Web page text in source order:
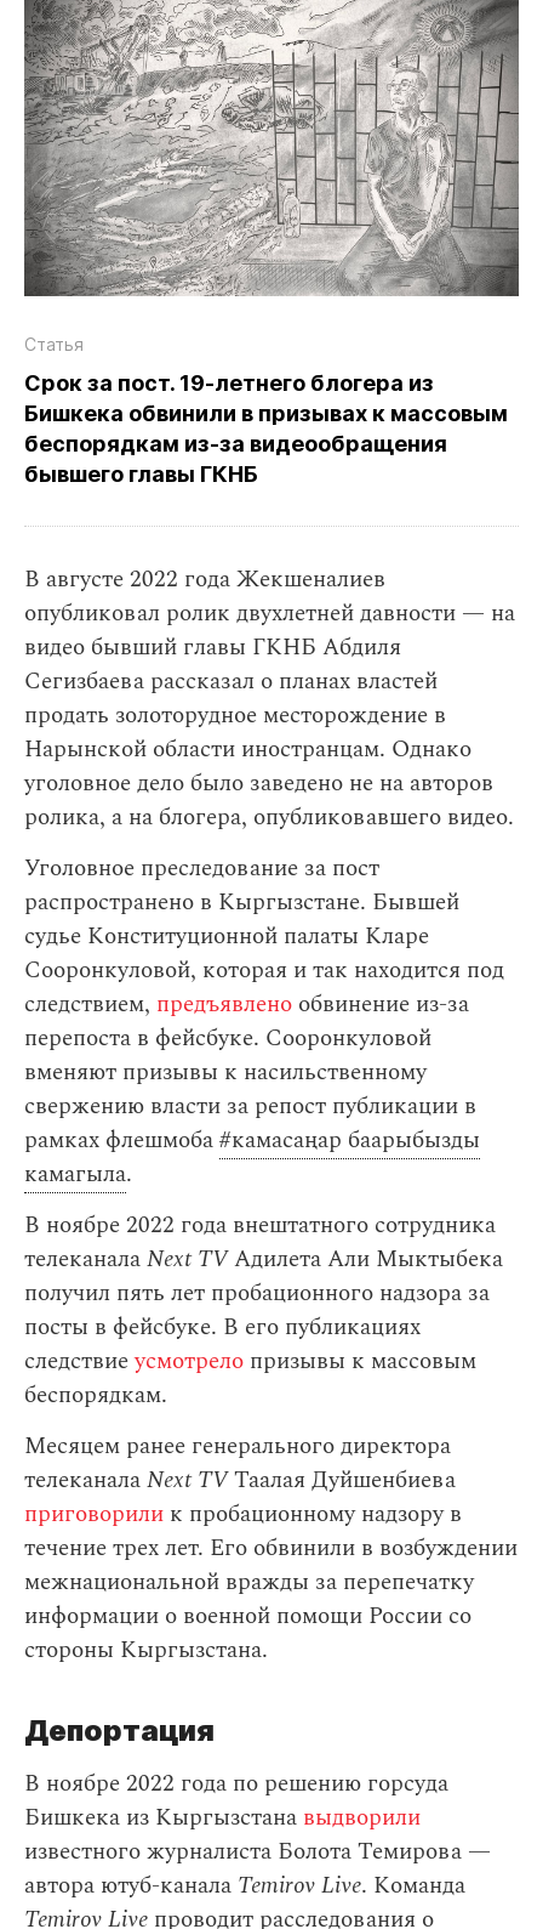
Статья
Срок за пост. 19‑летнего блогера из
Бишкека обвинили в призывах к массовым
беспорядкам из‑за видеообращения
бывшего главы ГКНБ
В августе 2022 года Жекшеналиев
опубликовал ролик двухлетней давности — на
видео бывший главы ГКНБ Абдиля
Сегизбаева рассказал о планах властей
продать золоторудное месторождение в
Нарынской области иностранцам. Однако
уголовное дело было заведено не на авторов
ролика, а на блогера, опубликовавшего видео.
Уголовное преследование за пост
распространено в Кыргызстане. Бывшей
судье Конституционной палаты Кларе
Сооронкуловой, которая и так находится под
следствием, предъявлено обвинение из-за
перепоста в фейсбуке. Сооронкуловой
вменяют призывы к насильственному
свержению власти за репост публикации в
рамках флешмоба#камасаңар баарыбызды
камагыла.
В ноябре 2022 года внештатного сотрудника
телеканалаNext TVАдилета Али Мыктыбека
получил пять лет пробационного надзора за
посты в фейсбуке. В его публикациях
следствиеусмотрело призывы к массовым
беспорядкам.
Месяцем ранее генерального директора
телеканалаNext TVТаалая Дуйшенбиева
приговорили к пробационному надзору в
течение трех лет. Его обвинили в возбуждении
межнациональной вражды за перепечатку
информации о военной помощи России со
стороны Кыргызстана.
Депортация
В ноябре 2022 года по решению горсуда
Бишкека из Кыргызстана выдворили
известного журналиста Болота Темирова —
автора ютуб-канала Temirov Live. Команда
Temirov Live проводит расследования о